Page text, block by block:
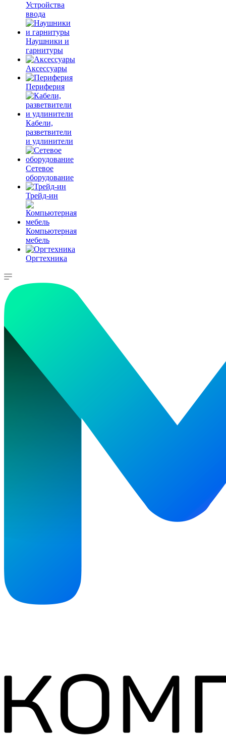
Устройства
ввода
Наушники и
гарнитуры
Аксессуары
Периферия
Кабели,
разветвители
и удлинители
Сетевое
оборудование
Трейд-ин
Компьютерная
мебель
Оргтехника